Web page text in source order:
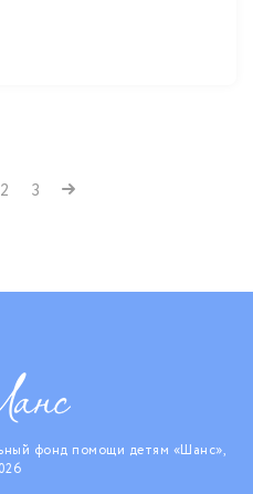
2 3
фонд помощи детям «Шанс»,